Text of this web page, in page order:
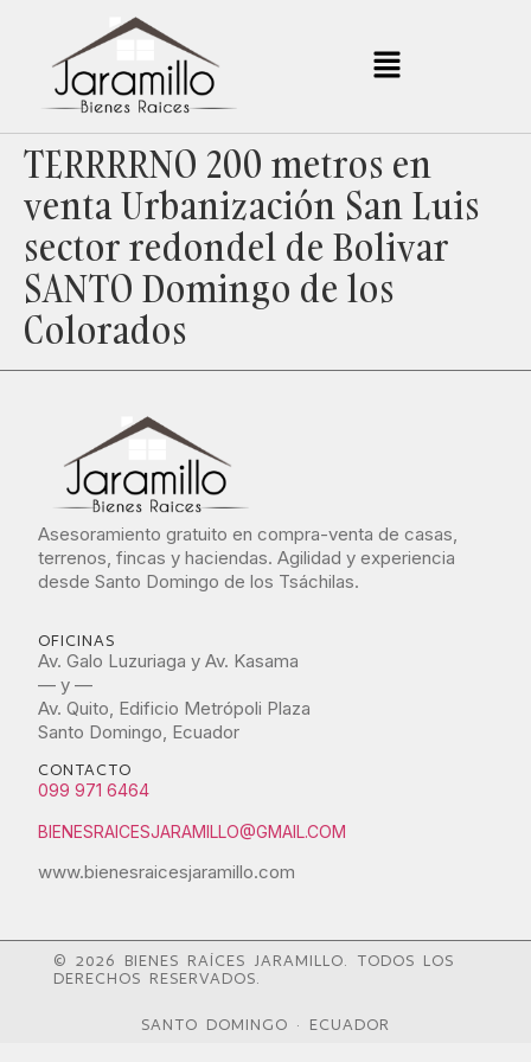
TERRRRNO 200 metros en
venta Urbanización San Luis
sector redondel de Bolivar
SANTO Domingo de los
Colorados
Asesoramiento gratuito en compra-venta de casas,
terrenos, fincas y haciendas. Agilidad y experiencia
desde Santo Domingo de los Tsáchilas.
OFICINAS
Av. Galo Luzuriaga y Av. Kasama
— y —
Av. Quito, Edificio Metrópoli Plaza
Santo Domingo, Ecuador
CONTACTO
099 971 6464
BIENESRAICESJARAMILLO@GMAIL.COM
www.bienesraicesjaramillo.com
© 2026 BIENES RAÍCES JARAMILLO. TODOS LOS
DERECHOS RESERVADOS.
SANTO DOMINGO · ECUADOR